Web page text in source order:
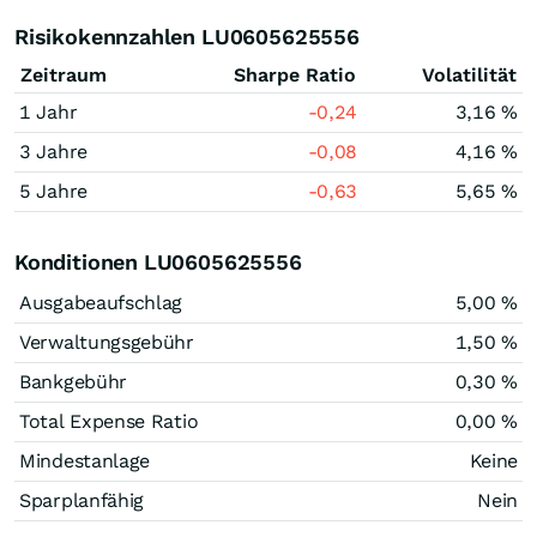
Risikokennzahlen LU0605625556
Zeitraum Sharpe Ratio
Volatilität
1 Jahr
-0,24
3,16 %
3 Jahre
-0,08
4,16 %
5 Jahre
-0,63 5,65 %
Konditionen LU0605625556
Ausgabeaufschlag
5,00 %
Verwaltungsgebühr
1,50 %
Bankgebühr
0,30 %
Total Expense Ratio
0,00 %
Mindestanlage
Keine
Sparplanfähig
Nein